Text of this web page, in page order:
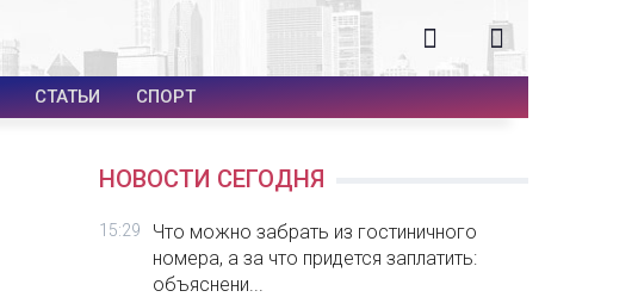
СТАТЬИ СПОРТ
НОВОСТИ СЕГОДНЯ
15:29
Что можно забрать из гостиничного
номера, а за что придется заплатить:
объяснени...